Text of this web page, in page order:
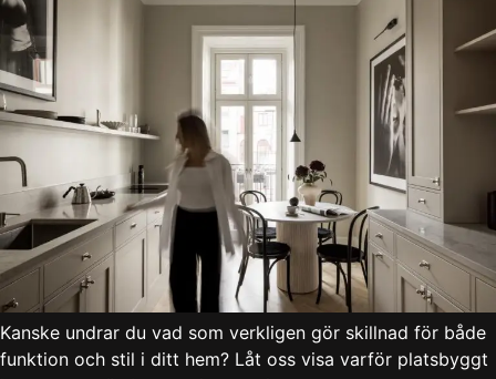
Kanske undrar du vad som verkligen gör skillnad för både
funktion och stil i ditt hem? Låt oss visa varför platsbyggt